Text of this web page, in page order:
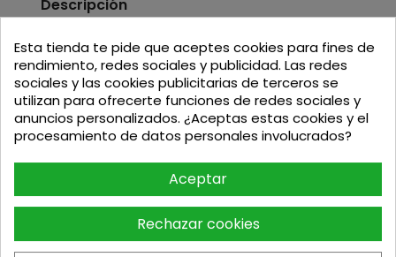
RPM
Descripción
CUERPO PARA DEPRESOR HERTELL KD-
6.500 (REF: 01KD060043)
Cuerpo para el depresor Hertell KD-6.500
Es la posición número 43 del despiece.
Podria interesarte
Esta tienda te pide que aceptes cookies para fines de
rendimiento, redes sociales y publicidad. Las redes
sociales y las cookies publicitarias de terceros se
utilizan para ofrecerte funciones de redes sociales y
anuncios personalizados. ¿Aceptas estas cookies y el
procesamiento de datos personales involucrados?
Aceptar
Rechazar cookies